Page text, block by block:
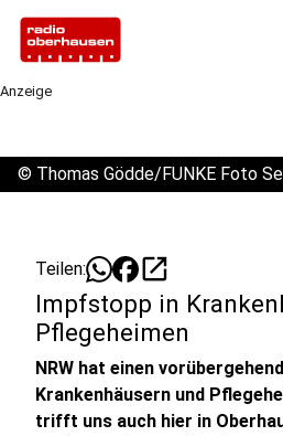
Anzeige
© Thomas Gödde/FUNKE Foto
Teilen: open_in_new
Impfstopp in
Pflegeheimen
NRW hat einen
Krankenhäusern und
trifft uns auch hier in